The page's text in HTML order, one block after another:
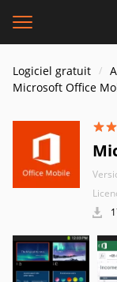
Logiciel gratuit
Microsoft Office